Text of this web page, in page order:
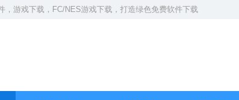
，游戏下载， FC/NES游戏下载 ，打造绿色免费软件下载